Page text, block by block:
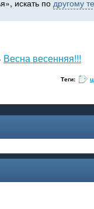
искать по другому
Весна весенняя!!!
Теги: